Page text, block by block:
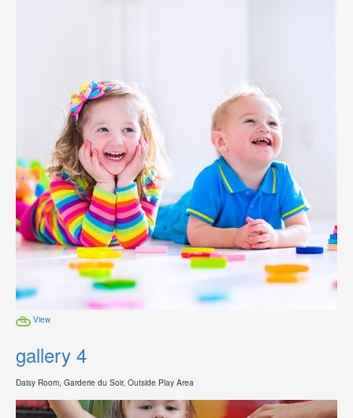
View
gallery 4
Daisy Room, Garderie du Soir, Outside Play Area